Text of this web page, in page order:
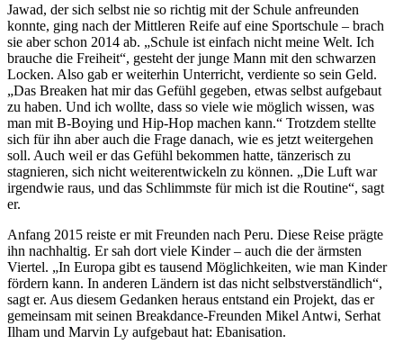
Jawad, der sich selbst nie so richtig mit der Schule anfreunden
konnte, ging nach der Mittleren Reife auf eine Sportschule – brach
sie aber schon 2014 ab. „Schule ist einfach nicht meine Welt. Ich
brauche die Freiheit“, gesteht der junge Mann mit den schwarzen
Locken. Also gab er weiterhin Unterricht, verdiente so sein Geld.
„Das Breaken hat mir das Gefühl gegeben, etwas selbst aufgebaut
zu haben. Und ich wollte, dass so viele wie möglich wissen, was
man mit B-Boying und Hip-Hop machen kann.“ Trotzdem stellte
sich für ihn aber auch die Frage danach, wie es jetzt weitergehen
soll. Auch weil er das Gefühl bekommen hatte, tänzerisch zu
stagnieren, sich nicht weiterentwickeln zu können. „Die Luft war
irgendwie raus, und das Schlimmste für mich ist die Routine“, sagt
er.
Anfang 2015 reiste er mit Freunden nach Peru. Diese Reise prägte
ihn nachhaltig. Er sah dort viele Kinder – auch die der ärmsten
Viertel. „In Europa gibt es tausend Möglichkeiten, wie man Kinder
fördern kann. In anderen Ländern ist das nicht selbstverständlich“,
sagt er. Aus diesem Gedanken heraus entstand ein Projekt, das er
gemeinsam mit seinen Breakdance-Freunden Mikel Antwi, Serhat
Ilham und Marvin Ly aufgebaut hat: Ebanisation.